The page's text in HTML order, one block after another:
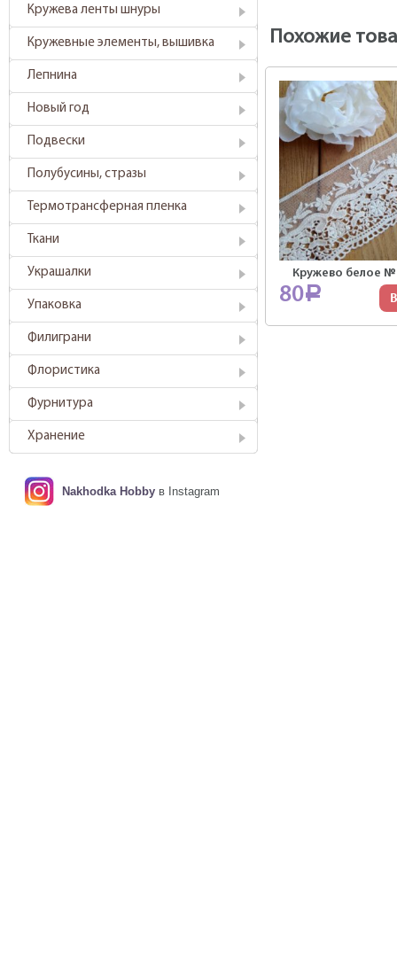
Кружева ленты шнуры
Кружевные элементы, вышивка
Лепнина
Новый год
Подвески
Полубусины, стразы
Термотрансферная пленка
Ткани
Украшалки
Упаковка
Филиграни
Флористика
Фурнитура
Хранение
Nakhodka Hobby в Instagram
Похожие
Кружево белое
80Р